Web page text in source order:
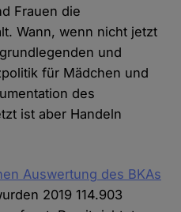
Frauen die
Wann, wenn nicht jetzt
und
für Mädchen und
des
ist aber Handeln
Auswertung des BKAs
2019 114.903